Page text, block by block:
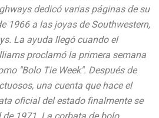
dedicó varias páginas de su
1966 a las joyas de Southwestern,
La ayuda llegó cuando el
proclamó la primera semana
"Bolo Tie Week". Después de
una cuenta que hace el
oficial del estado finalmente se